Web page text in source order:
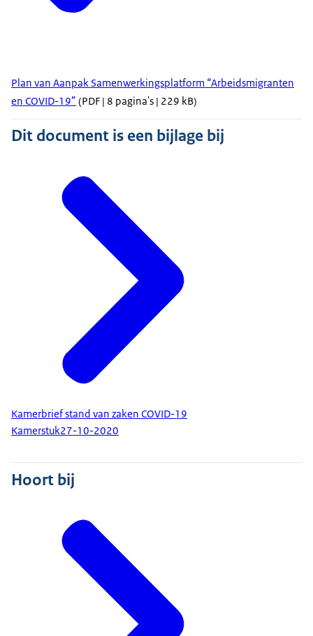
Plan van Aanpak Samenwerkingsplatform “Arbeidsmigranten
en COVID-19” (PDF | 8 pagina's | 229 kB)
Dit document is een bijlage bij
Kamerbrief stand van zaken COVID-19
Kamerstuk27-10-2020
Hoort bij